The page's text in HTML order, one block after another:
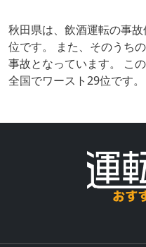
秋田県は、飲酒運転の事
位です。 また、そのうち
事故となっています。 こ
全国でワースト29位です。